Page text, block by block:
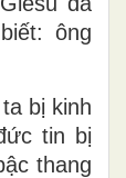
ông
bị kinh
tin bị
thang